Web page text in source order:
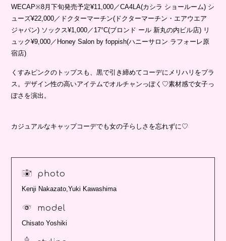
WECAP※8月下旬発売予定¥11,000／CA4LA(カシラ ショールーム) シ
ューズ¥22,000／ドクターマーチン(ドクターマーチン・エアウエア
ジャパン) ソックス¥1,000／17°C(ブロンド ール 新丸の内ビル店) リ
ュック¥9,000／Honey Salon by foppish(ハニーサロン ラフォーレ原
宿店)
くすみピンクのトップスも、黒で引き締めてコーデにメリハリをプラ
ス。デザイン性の高いアイテムでオルチャンっぽく♡素材感で女子っ
ぽさを演出。
カジュアルなキャップコーデでも女の子らしさを忘れずに♡
photo
Kenji Nakazato,Yuki Kawashima
model
Chisato Yoshiki